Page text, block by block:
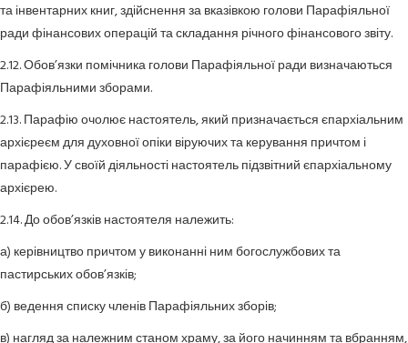
та інвентарних книг, здійснення за вказівкою голови Парафіяльної
ради фінансових операцій та складання річного фінансового звіту.
2.12. Обов’язки помічника голови Парафіяльної ради визначаються
Парафіяльними зборами.
2.13. Парафію очолює настоятель, який призначається єпархіальним
архієреєм для духовної опіки віруючих та керування причтом і
парафією. У своїй діяльності настоятель підзвітний єпархіальному
архієрею.
2.14. До обов’язків настоятеля належить:
а) керівництво причтом у виконанні ним богослужбових та
пастирських обов’язків;
б) ведення списку членів Парафіяльних зборів;